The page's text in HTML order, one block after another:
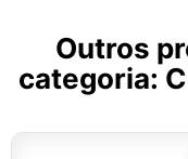
Outros
categoria: